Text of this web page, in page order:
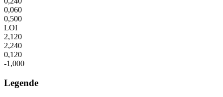
0,060
0,500
LOI
2,120
2,240
0,120
-1,000
Legende